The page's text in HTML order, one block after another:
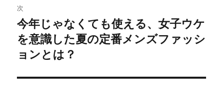
ゲ
ー
シ
次
次
の
投
今年じゃなくても使える、女子ウケ
を意識した夏の定番メンズファッシ
ョンとは？